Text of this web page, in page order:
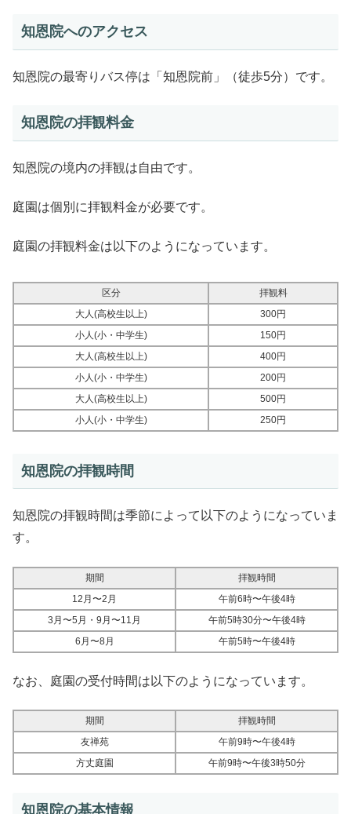
知恩院へのアクセス
知恩院の最寄りバス停は「知恩院前」（徒歩5分）です。
知恩院の拝観料金
知恩院の境内の拝観は自由です。
庭園は個別に拝観料金が必要です。
庭園の拝観料金は以下のようになっています。
区分
拝観料
大人(高校生以上)
300円
小人(小・中学生)
150円
大人(高校生以上)
400円
小人(小・中学生)
200円
大人(高校生以上)
500円
小人(小・中学生)
250円
知恩院の拝観時間
知恩院の拝観時間は季節によって以下のようになっていま
す。
期間
拝観時間
12月〜2月
午前6時〜午後4時
3月〜5月・9月〜11月
午前5時30分〜午後4時
6月〜8月
午前5時〜午後4時
なお、庭園の受付時間は以下のようになっています。
期間
拝観時間
友禅苑
午前9時〜午後4時
方丈庭園
午前9時〜午後3時50分
知恩院の基本情報